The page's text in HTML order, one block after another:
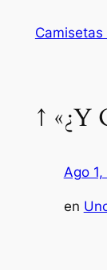
↑ «¿Y
Ago
en